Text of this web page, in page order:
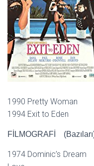
1990 Pretty
1994 Exit to Eden
FİLMOGRAFİ
1974 Dominic’s